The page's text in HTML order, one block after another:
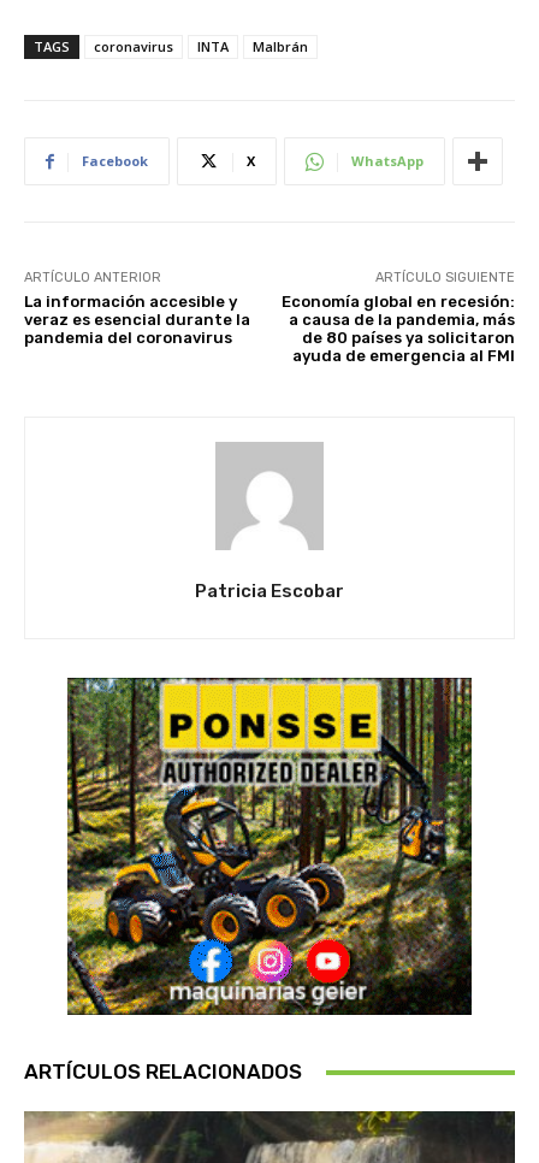
TAGS coronavirus INTA Malbrán
Facebook X WhatsApp
ARTÍCULO ANTERIOR
La información accesible y
veraz es esencial durante la
pandemia del coronavirus
ARTÍCULO SIGUIENTE
Economía global en recesión:
a causa de la pandemia, más
de 80 países ya solicitaron
ayuda de emergencia al FMI
Patricia Escobar
ARTÍCULOS RELACIONADOS